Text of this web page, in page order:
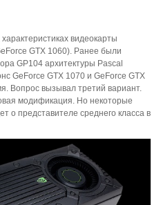
видеокарты
GTX 1060). Ранее были
GP104 архитектуры Pascal
GeForce GTX 1070 и GeForce GTX
Вопрос вызывал третий вариант.
модификация. Но некоторые
о представителе среднего класса в